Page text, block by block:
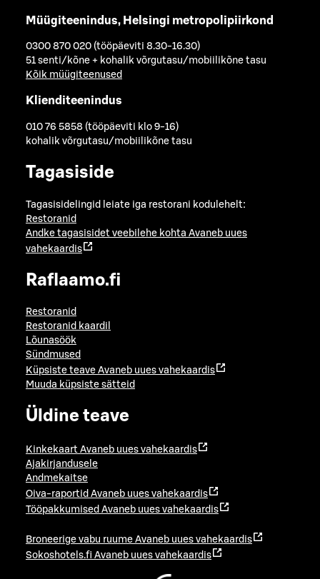
Müügiteenindus, Helsingi metropolipiirkond
0300 870 020 (tööpäeviti 8.30-16.30)
51 senti/kõne + kohalik võrgutasu/mobiilikõne tasu
Kõik müügiteenused
Klienditeenindus
010 76 5858 (tööpäeviti klo 9-16)
kohalik võrgutasu/mobiilikõne tasu
Tagasiside
Tagasisidelingid leiate iga restorani kodulehelt:
Restoranid
Andke tagasisidet veebilehe kohta Avaneb uues
vahekaardis
Raflaamo.fi
Restoranid
Restoranid kaardil
Lõunasöök
Sündmused
Küpsiste teave Avaneb uues vahekaardis
Muuda küpsiste sätteid
Üldine teave
Kinkekaart Avaneb uues vahekaardis
Ajakirjandusele
Andmekaitse
Oiva-raportid Avaneb uues vahekaardis
Tööpakkumised Avaneb uues vahekaardis
Broneerige vabu ruume Avaneb uues vahekaardis
Sokoshotels.fi Avaneb uues vahekaardis